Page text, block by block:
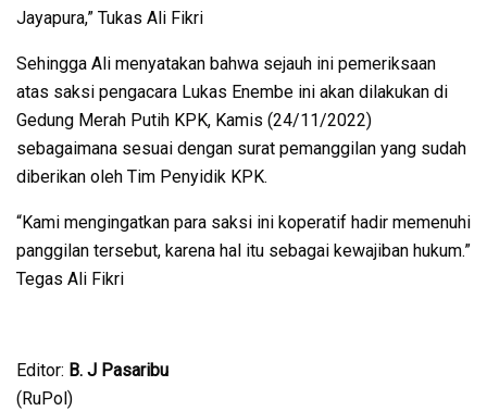
Jayapura,” Tukas Ali Fikri
Sehingga Ali menyatakan bahwa sejauh ini pemeriksaan
atas saksi pengacara Lukas Enembe ini akan dilakukan di
Gedung Merah Putih KPK, Kamis (24/11/2022)
sebagaimana sesuai dengan surat pemanggilan yang sudah
diberikan oleh Tim Penyidik KPK.
“Kami mengingatkan para saksi ini koperatif hadir memenuhi
panggilan tersebut, karena hal itu sebagai kewajiban hukum.”
Tegas Ali Fikri
Editor: B. J Pasaribu
(RuPol)